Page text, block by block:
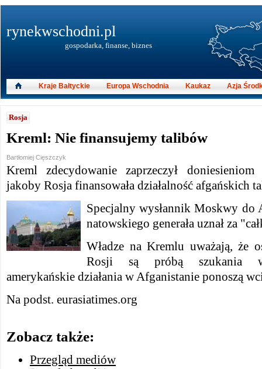
Rosja
Kreml: Nie finansujemy talibów
Bartłomiej Cięszczyk
Kreml zdecydowanie zaprzeczył doniesieniom
jakoby Rosja finansowała działalność afgańskich
Specjalny wysłannik Moskwy do
natowskiego generała uznał za
Władze na Kremlu uważają, że
Rosji są próbą szukania
amerykańskie działania w Afganistanie ponoszą
Na podst. eurasiatimes.org
Zobacz także:
Przegląd mediów
rynekwschodni.pl
gospodarka, finanse, biznes
Kraje Bałtyckie Europa Wschodnia Kaukaz Azja